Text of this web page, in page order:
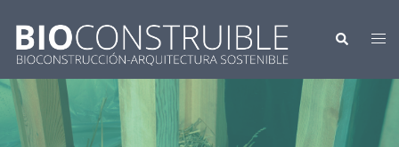
contenido
Buscar